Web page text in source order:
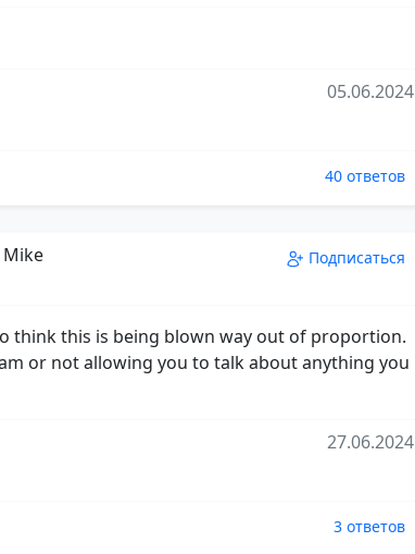
05.06.2024
40 ответов
Mike
Подписаться
think this is being blown way out of proportion.
or not allowing you to talk about anything you
27.06.2024
3 ответов